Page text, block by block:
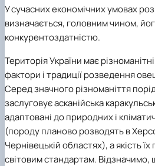
У сучасних економічних умовах
визначається, головним чином,
конкурентоздатністю.
Територія України має
фактори і традиції розведення
Серед значного різноманіття
заслуговує асканійська
адаптовані до природних і
(породу планово розводять в
Чернівецькій областях), а якість їх
світовим стандартам. Відзначимо,